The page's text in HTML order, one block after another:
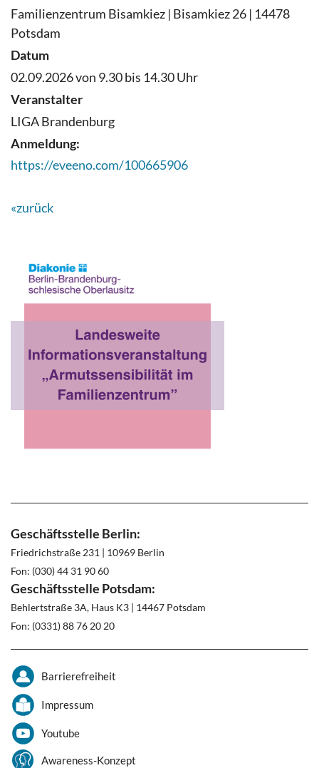
Familienzentrum Bisamkiez | Bisamkiez 26 | 14478
Potsdam
Datum
02.09.2026 von 9.30 bis 14.30 Uhr
Veranstalter
LIGA Brandenburg
Anmeldung:
https://eveeno.com/100665906
«zurück
Geschäftsstelle Berlin:
Friedrichstraße 231 | 10969 Berlin
Fon: (030) 44 31 90 60
Geschäftsstelle Potsdam:
Behlertstraße 3A, Haus K3 | 14467 Potsdam
Fon: (0331) 88 76 20 20
Barrierefreiheit
Impressum
Youtube
Awareness-Konzept